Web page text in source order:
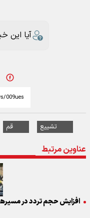
آیا این
تشییع قم
عناوین مرتبط
افزایش حجم تردد در